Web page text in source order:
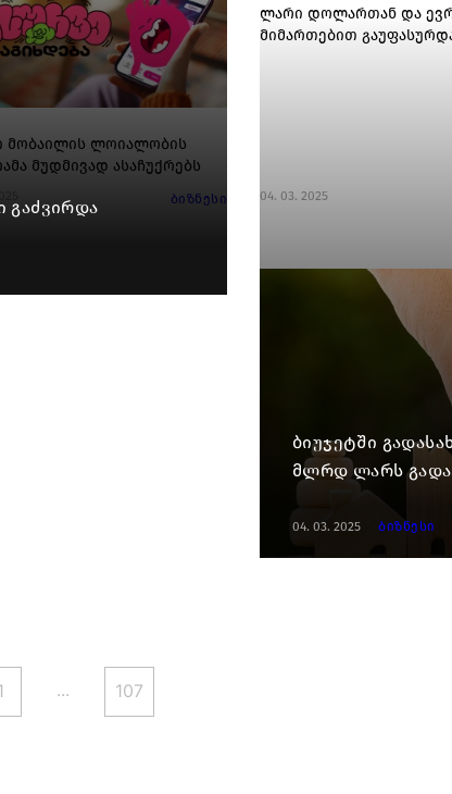
მობაილის ლოიალობის
მუდმივად ასაჩუქრებს
ბიზნესი
ლარი დოლართან და
მიმართებით
04. 03. 2025
გაძვირდა
ბიუჯეტში
მლრდ ლარს
04. 03. 2025 ბიზნესი
... 107